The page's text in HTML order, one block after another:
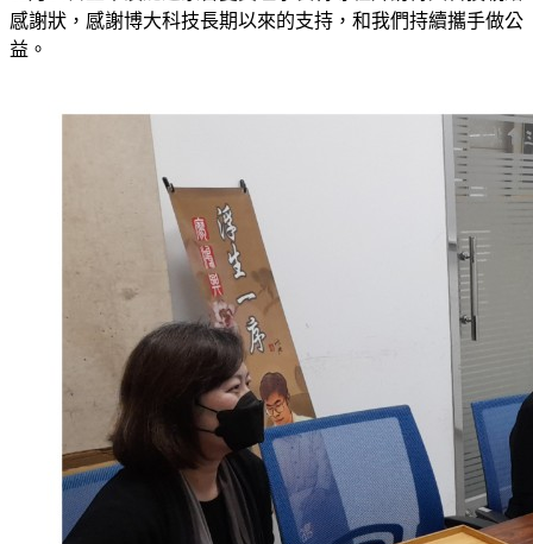
感謝狀，感謝博大科技長期以來的支持，和我們持續攜手做公
益。